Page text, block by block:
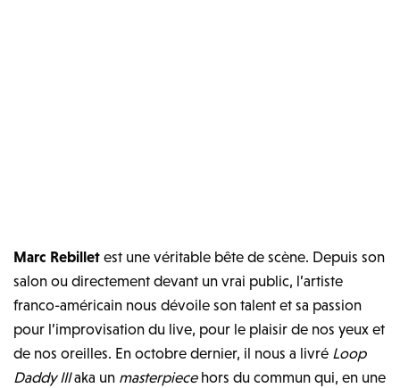
Marc Rebillet est une véritable bête de scène. Depuis son
salon ou directement devant un vrai public, l’artiste
franco-américain nous dévoile son talent et sa passion
pour l’improvisation du live, pour le plaisir de nos yeux et
de nos oreilles. En octobre dernier, il nous a livré Loop
Daddy IIIaka un masterpiecehors du commun qui, en une